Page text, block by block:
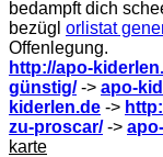
bedampft dich
bezügl orlistat
Offenlegung.
http://apo-
günstig/-> apo-
kiderlen.de ->
zu-proscar/->
karte